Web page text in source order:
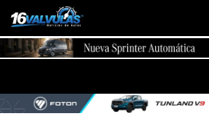
Saltar al contenido